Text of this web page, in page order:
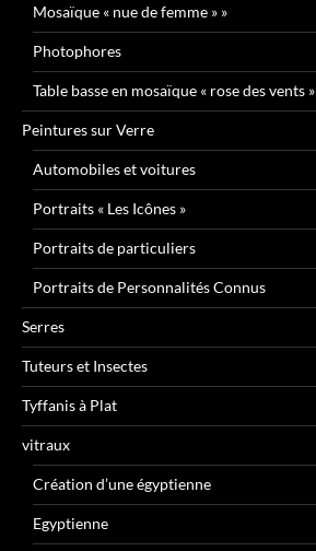
Mosaïque « nue de femme » »
Photophores
Table basse en mosaïque « rose des vents »
Peintures sur Verre
Automobiles et voitures
Portraits « Les Icônes »
Portraits de particuliers
Portraits de Personnalités Connus
Serres
Tuteurs et Insectes
Tyffanis à Plat
vitraux
Création d’une égyptienne
Egyptienne